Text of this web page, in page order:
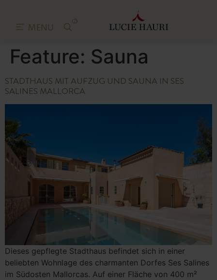
MENU
0
Feature: Sauna
STADTHAUS MIT AUFZUG UND SAUNA IN SES
SALINES MALLORCA
Dieses gepflegte Stadthaus befindet sich in einer
beliebten Wohnlage des charmanten Dorfes Ses Salines
im Südosten Mallorcas. Auf einer Fläche von 400 m²